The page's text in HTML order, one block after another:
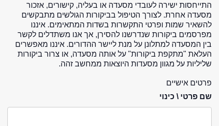
התייחסות ישירה לעובדי מסעדה או בעליה, קישורים, אזכור
מסעדה אחרת. לצורך הטיפול בביקורות הגולשים מתבקשים
להשאיר שמות ופרטי התקשרות בשדות המתאימים. איננו
מפרסמים ביקורות שנדרשנו להסירן, אך אנו משתדלים לקשר
בין המסעדה למתלונן על מנת ליישר ההדורים. איננו מאפשרים
העלאת "מתקפת ביקורות" על אותה מסעדה, או צרור ביקורות
שליליות על מגוון מסעדות היוצאות ממחשב זהה.
פרטים אישיים
שם פרטי \ כינוי